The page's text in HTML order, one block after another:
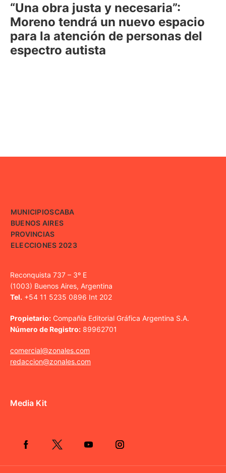
“Una obra justa y necesaria”:
Moreno tendrá un nuevo espacio
para la atención de personas del
espectro autista
MUNICIPIOSCABA
BUENOS AIRES
PROVINCIAS
ELECCIONES 2023
Reconquista 737 – 3º E
(1003) Buenos Aires, Argentina
Tel. +54 11 5235 0896 Int 202
Propietario: Compañía Editorial Gráfica Argentina S.A.
Número de Registro: 89962701
comercial@zonales.com
redaccion@zonales.com
Media Kit